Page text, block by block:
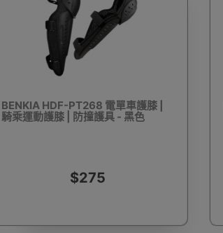
BENKIA HDF-PT268 電單車護膝 |
騎乘運動護膝 | 防撞護具 - 黑色
$275